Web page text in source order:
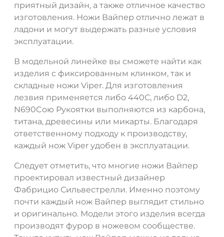
приятный дизайн, а также отличное качество
изготовления. Ножи Вайпер отлично лежат в
ладони и могут выдержать разные условия
эксплуатации.
В модельной линейке вы сможете найти как
изделия с фиксированным клинком, так и
складные ножи Viper. Для изготовления
лезвия применяется либо 440С, либо D2,
N690Coю Рукоятки выполняются из карбона,
титана, древесины или микарты. Благодаря
ответственному подходу к производству,
каждый нож Viper удобен в эксплуатации.
Следует отметить, что многие ножи Вайпер
проектировал известный дизайнер
Фабрицио Сильвестрелли. Именно поэтому
почти каждый нож Вайпер выглядит стильно
и оригинально. Модели этого изделия всегда
производят фурор в ножевом сообществе.